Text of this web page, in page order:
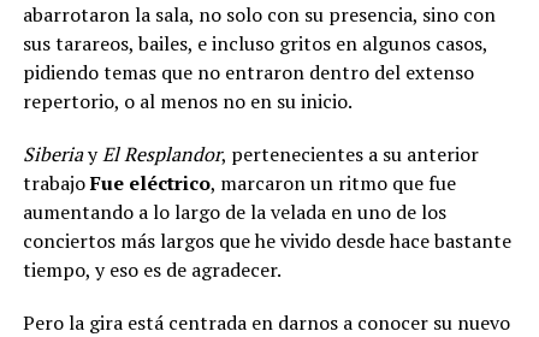
abarrotaron la sala, no solo con su presencia, sino con
sus tarareos, bailes, e incluso gritos en algunos casos,
pidiendo temas que no entraron dentro del extenso
repertorio, o al menos no en su inicio.
SiberiayEl Resplandor, pertenecientes a su anterior
trabajoFue eléctrico, marcaron un ritmo que fue
aumentando a lo largo de la velada en uno de los
conciertos más largos que he vivido desde hace bastante
tiempo, y eso es de agradecer.
Pero la gira está centrada en darnos a conocer su nuevo